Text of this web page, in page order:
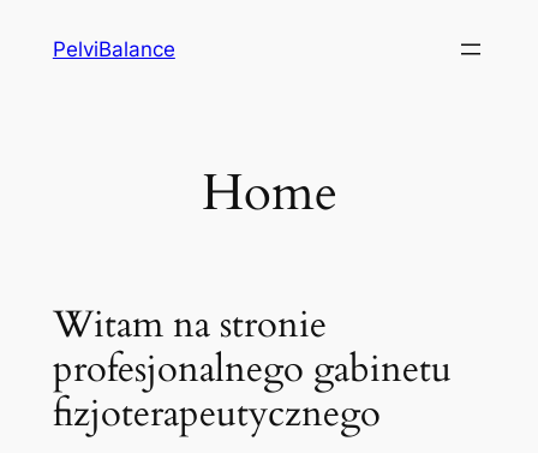
PelviBalance
Home
Witam na stronie
profesjonalnego gabinetu
fizjoterapeutycznego